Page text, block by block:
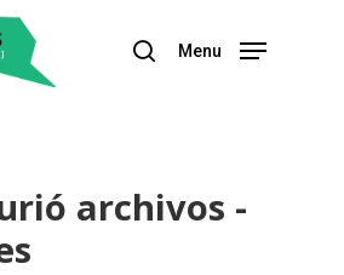
Menu
archivos -